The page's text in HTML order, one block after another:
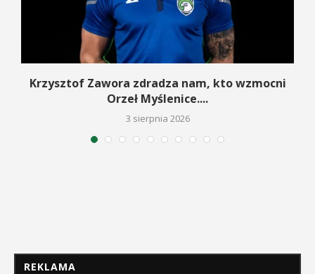
Krzysztof Zawora zdradza nam, kto wzmocni
Orzeł Myślenice....
3 sierpnia 2026
REKLAMA